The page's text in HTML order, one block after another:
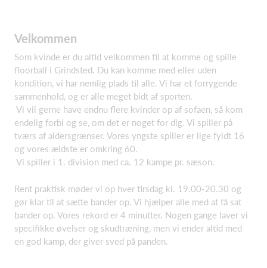
Velkommen
Som kvinde er du altid velkommen til at komme og spille
floorball i Grindsted. Du kan komme med eller uden
kondition, vi har nemlig plads til alle. Vi har et forrygende
sammenhold, og er alle meget bidt af sporten.
Vi vil gerne have endnu flere kvinder op af sofaen, så kom
endelig forbi og se, om det er noget for dig. Vi spiller på
tværs af aldersgrænser. Vores yngste spiller er lige fyldt 16
og vores ældste er omkring 60.
Vi spiller i 1. division med ca. 12 kampe pr. sæson.
Rent praktisk møder vi op hver tirsdag kl. 19.00-20.30 og
gør klar til at sætte bander op. Vi hjælper alle med at få sat
bander op. Vores rekord er 4 minutter. Nogen gange laver vi
specifikke øvelser og skudtræning, men vi ender altid med
en god kamp, der giver sved på panden.